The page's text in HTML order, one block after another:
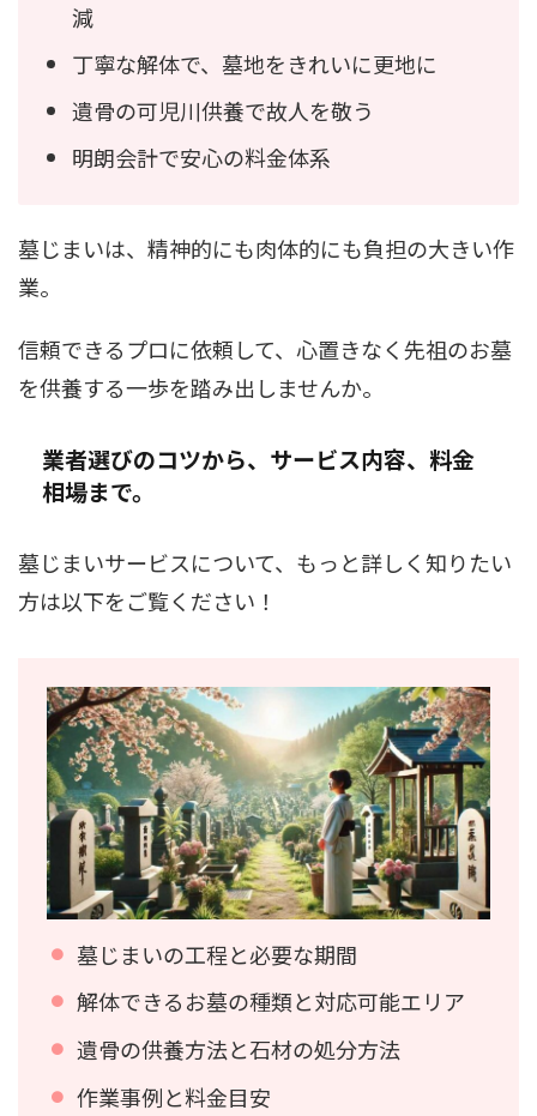
減
丁寧な解体で、墓地をきれいに更地に
遺骨の可児川供養で故人を敬う
明朗会計で安心の料金体系
墓じまいは、精神的にも肉体的にも負担の大きい作
業。
信頼できるプロに依頼して、心置きなく先祖のお墓
を供養する一歩を踏み出しませんか。
業者選びのコツから、サービス内容、料金
相場まで。
墓じまいサービスについて、もっと詳しく知りたい
方は以下をご覧ください！
墓じまいの工程と必要な期間
解体できるお墓の種類と対応可能エリア
遺骨の供養方法と石材の処分方法
作業事例と料金目安